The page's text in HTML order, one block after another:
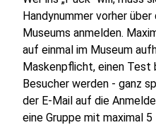
Handynummer vorher
Museums anmelden.
auf einmal im Museum
Maskenpflicht, einen Test
Besucher werden - ganz
der E-Mail auf die
eine Gruppe mit maximal